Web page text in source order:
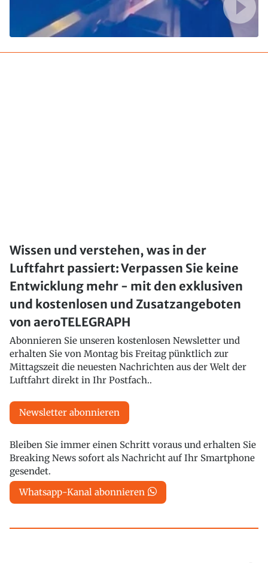
Wissen und verstehen, was in der
Luftfahrt passiert: Verpassen Sie keine
Entwicklung mehr - mit den exklusiven
und kostenlosen und Zusatzangeboten
von aeroTELEGRAPH
Abonnieren Sie unseren kostenlosen Newsletter und
erhalten Sie von Montag bis Freitag pünktlich zur
Mittagszeit die neuesten Nachrichten aus der Welt der
Luftfahrt direkt in Ihr Postfach..
Newsletter abonnieren
Bleiben Sie immer einen Schritt voraus und erhalten Sie
Breaking News sofort als Nachricht auf Ihr Smartphone
gesendet.
Whatsapp-Kanal abonnieren